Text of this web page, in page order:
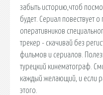
забыть историю,чтоб
будет. Сериал повествует
оперативников
трекер - скачивай без
фильмов и сериалов.
турецкий кинематограф.
каждый желающий, и если
этого.